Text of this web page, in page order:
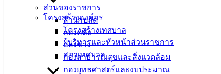
ส่วนของราชการ
สำนักปลัด
กองคลัง
กองช่าง
กองสาธารณสุขและสิ่งแวดล้อม
กองยุทธศาสตร์และงบประมาณ
โครงสร้างองค์กร
โครงสร้างเทศบาล
ผู้บริหารและหัวหน้าส่วนราชการ
สภาเทศบาล
เมืองอ่าง